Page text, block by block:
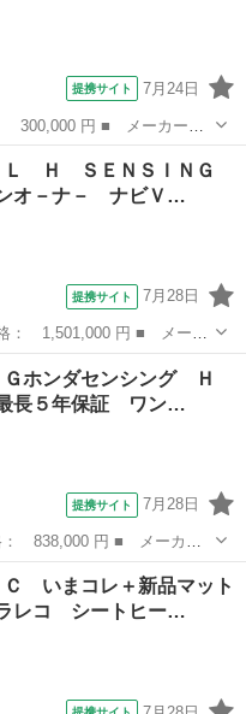
提携サイト 7月24日
スタム ■ グレード名：
ズコントロール 衝突被害
Ｌ Ｈ ＳＥＮＳＩＮＧ
オ－ナ－ ナビＶ…
提携サイト 7月28日
Ｎ ■ グレード名： Ｌ
オ－ナ－ ナビＶＸＭ－２
Ｇホンダセンシング Ｈ
長５年保証 ワン…
提携サイト 7月28日
グレード名： Ｇホンダ
年保証 ワンオ－ナ－ Ｖ
Ｃ いまコレ＋新品マット
レコ シートヒー…